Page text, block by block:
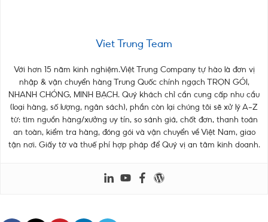
Viet Trung Team
Với hơn 15 năm kinh nghiệm.Việt Trung Company tự hào là đơn vị
nhập & vận chuyển hàng Trung Quốc chính ngạch TRỌN GÓI,
NHANH CHÓNG, MINH BẠCH. Quý khách chỉ cần cung cấp nhu cầu
(loại hàng, số lượng, ngân sách), phần còn lại chúng tôi sẽ xử lý A–Z
từ: tìm nguồn hàng/xưởng uy tín, so sánh giá, chốt đơn, thanh toán
an toàn, kiểm tra hàng, đóng gói và vận chuyển về Việt Nam, giao
tận nơi. Giấy tờ và thuế phí hợp pháp để Quý vị an tâm kinh doanh.